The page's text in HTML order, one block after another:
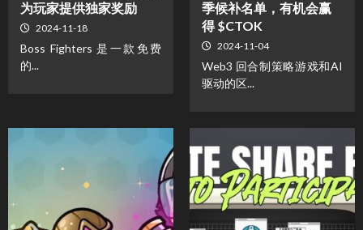
为玩家提供独家奖励
2024-11-18
Boss Fighters 是一款免费
的...
季候补名单，有机会赢
得 $CTOK
2024-11-04
Web3 回合制策略游戏和AI
驱动的区...